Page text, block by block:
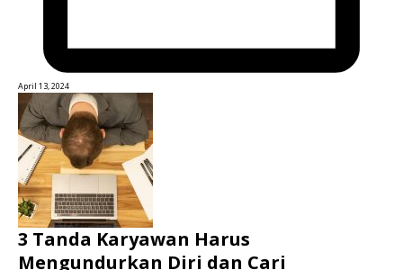
April 13, 2024
3 Tanda Karyawan Harus
Mengundurkan Diri dan Cari